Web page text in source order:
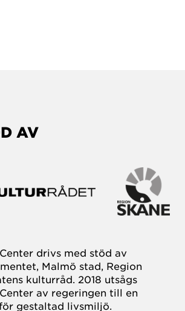
AV
drivs med stöd av
Malmö stad, Region
kulturråd. 2018 utsågs
av regeringen till en
gestaltad livsmiljö.